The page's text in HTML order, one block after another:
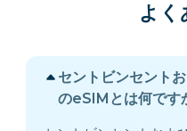
よく
セントビンセント
のeSIMとは何です